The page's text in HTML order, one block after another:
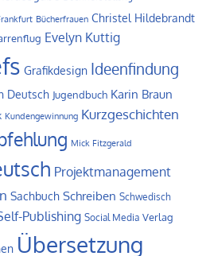
Bücherfrauen Christel Hildebrandt
Evelyn Kuttig
Grafikdesign Ideenfindung
Deutsch Jugendbuch Karin Braun
Kundengewinnung Kurzgeschichten
Mick Fitzgerald
Projektmanagement
Sachbuch Schreiben Schwedisch
Publishing Social Media Verlag
Übersetzung